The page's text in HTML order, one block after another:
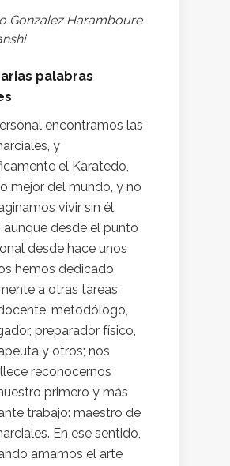
Gonzalez Haramboure
palabras
encontramos las
y
el Karatedo,
mejor del mundo, y no
vivir sin él.
aunque desde el punto
desde hace unos
hemos dedicado
a otras tareas
metodólogo,
preparador físico,
y otros; nos
reconocernos
primero y más
trabajo: maestro de
En ese sentido,
amamos el arte